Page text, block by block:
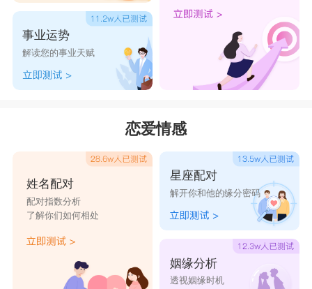
事业运势
解读您的事业天赋
恋爱情感
姓名配对
配对指数分析
了解你们如何相处
星座配对
解开你和他的缘分密码
姻缘分析
透视姻缘时机